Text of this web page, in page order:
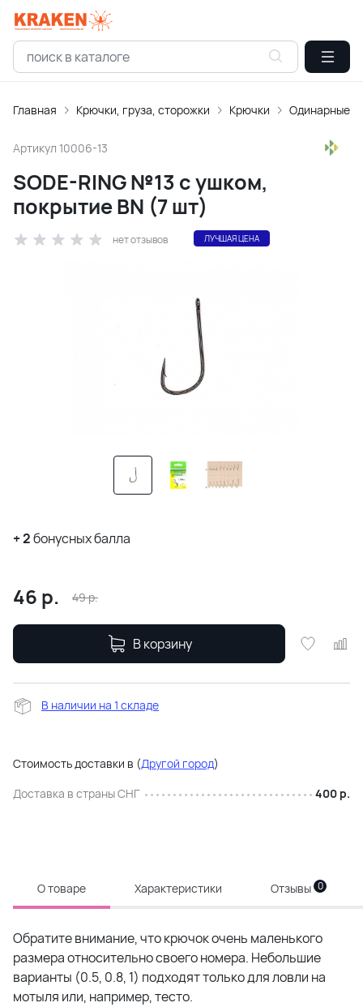
Главная Крючки, груза, сторожки Крючки Одинарные
Артикул 10006-13
SODE-RING №13 с ушком,
покрытие BN (7 шт)
нет отзывов ЛУЧШАЯ ЦЕНА
+2бонусных балла
46 р. 49р.
В корзину
В наличии на 1 складе
Стоимость доставки в (Другой город)
Доставка в страны СНГ
400 р.
О товаре Характеристики Отзывы 0
Обратите внимание, что крючок очень маленького
размера относительно своего номера. Небольшие
варианты (0.5, 0.8, 1) подходят только для ловли на
мотыля или, например, тесто.